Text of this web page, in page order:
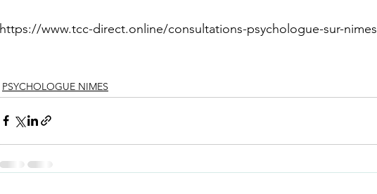
https://www.tcc-direct.online/consultations-psychologue-sur-nimes
PSYCHOLOGUE NIMES